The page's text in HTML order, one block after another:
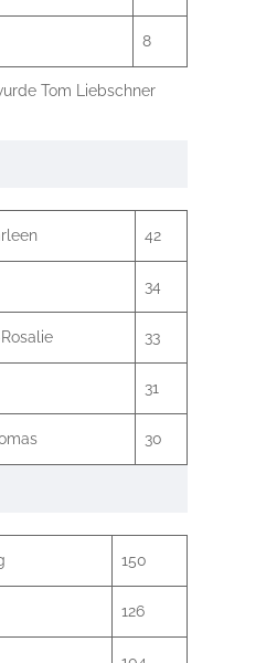
8
Tom Liebschner
42
34
33
31
30
150
126